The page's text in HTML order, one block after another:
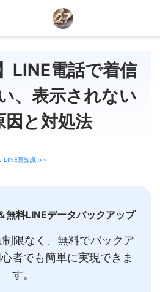
LINE電話で着信
、表示されない
因と対処法
LINE豆知識 >>
無料LINEデータバックアップ
限なく、無料でバックア
者でも簡単に実現できま
す。